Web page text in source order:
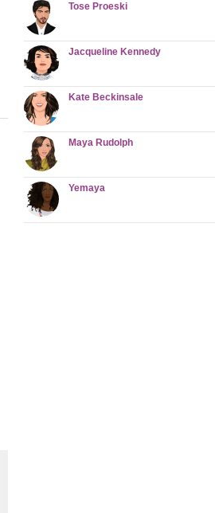
Tose Proeski
Jacqueline Kennedy
Kate Beckinsale
Maya Rudolph
Yemaya